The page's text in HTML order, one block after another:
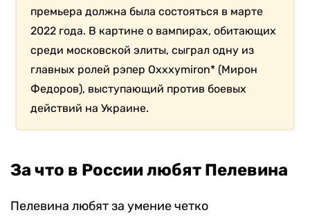
премьера должна была состояться в марте
2022 года. В картине о вампирах, обитающих
среди московской элиты, сыграл одну из
главных ролей рэпер Oxxxymiron* (Мирон
Федоров), выступающий против боевых
действий на Украине.
За что в России любят Пелевина
Пелевина любят за умение четко